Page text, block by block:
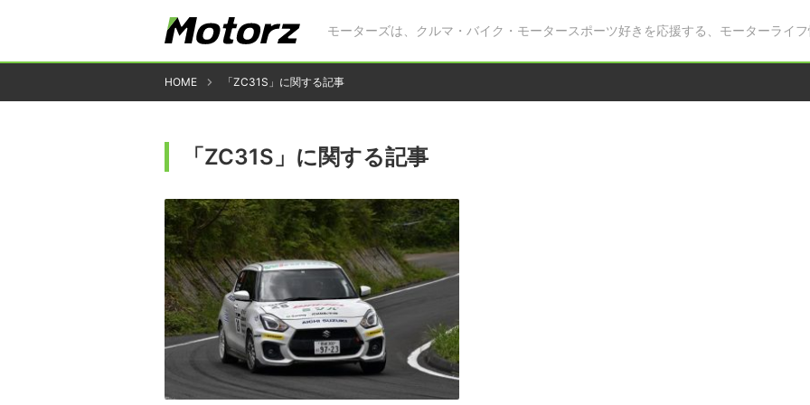
モーターズは、クルマ・バイク・モータースポーツ好きを応援する、モーターライフ
HOME 「ZC31S」に関する記事
「ZC31S」に関する記事